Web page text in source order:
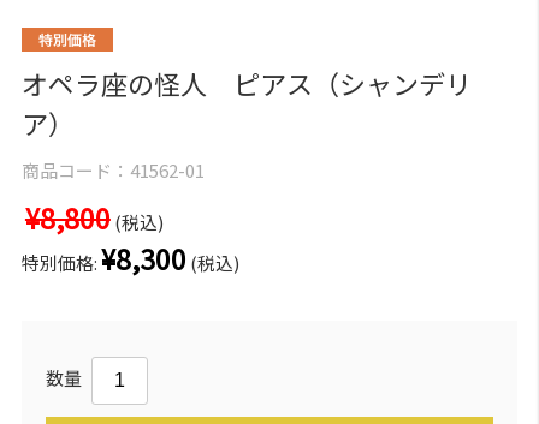
オペラ座の怪人 ピアス（シャンデリ
ア）
商品コード： 41562-01
¥8,800(税込)
特別価格:¥8,300 (税込)
数量